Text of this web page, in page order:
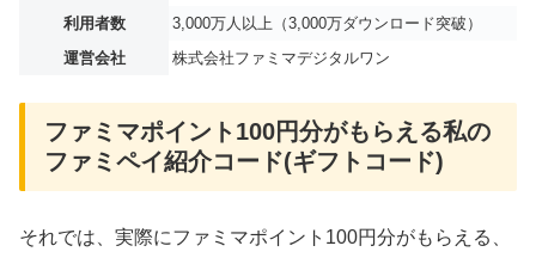
利用者数
3,000万人以上（3,000万ダウンロード突破）
運営会社
株式会社ファミマデジタルワン
ファミマポイント100円分がもらえる私の
ファミペイ紹介コード(ギフトコード)
それでは、実際にファミマポイント100円分がもらえる、